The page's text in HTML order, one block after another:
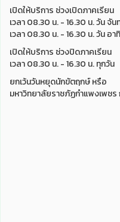
เปิดให้บริการ ช่วงเปิดภาคเรียน
เวลา 08.30 น. - 16.30 น. วัน จัน
เวลา 08.30 น. - 16.30 น. วัน อ
เปิดให้บริการ ช่วงปิดภาคเรียน
เวลา 08.30 น. - 16.30 น. ทุกวัน
ยกเว้นวันหยุดนักขัตฤกษ์ หรือ
มหาวิทยาลัยราชภัฏกำแพงเพชร